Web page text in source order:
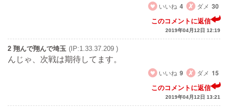
いいね 4 ダメ 30
このコメントに返信
2019年04月12日 12:19
2 翔んで翔んで埼玉 (IP:1.33.37.209 )
んじゃ、次戦は期待してます。
いいね 9 ダメ 15
このコメントに返信
2019年04月12日 13:21